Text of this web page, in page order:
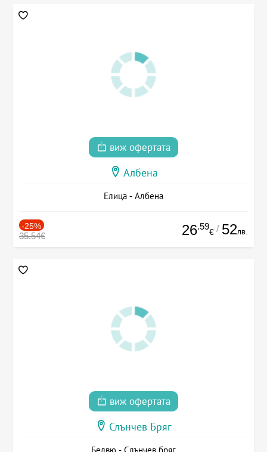
виж офертата
Албена
Елица - Албена
-25%
35.54€ 26.59
€ / 52лв.
виж офертата
Слънчев Бряг